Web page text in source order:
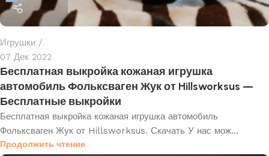
Игрушки
07 Дек 2022
Бесплатная выкройка кожаная игрушка
автомобиль Фольксваген Жук от Hillsworksus —
Бесплатные выкройки
Бесплатная выкройка кожаная игрушка автомобиль
Фольксваген Жук от Hillsworksus. Скачать У нас мож...
Продолжить чтение